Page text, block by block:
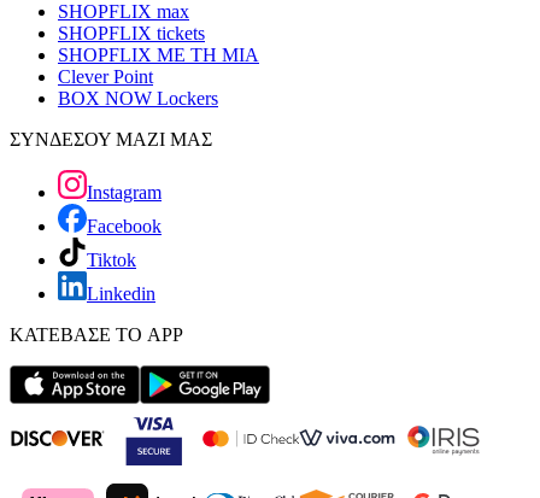
SHOPFLIX max
SHOPFLIX tickets
SHOPFLIX ΜΕ ΤΗ ΜΙΑ
Clever Point
BOX NOW Lockers
ΣΥΝΔΕΣΟΥ ΜΑΖΙ ΜΑΣ
Instagram
Facebook
Tiktok
Linkedin
ΚΑΤΕΒΑΣΕ ΤΟ APP